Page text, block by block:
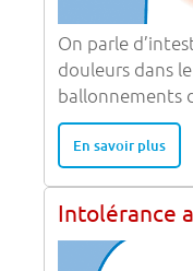
On parle
douleurs dans
ballonnements
En savoir plus
Intolérance